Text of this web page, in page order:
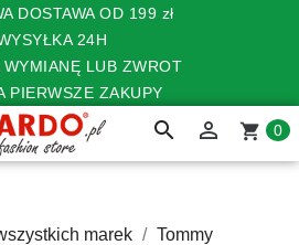
DOSTAWA OD 199 zł
24H
LUB ZWROT
PIERWSZE ZAKUPY
search  shopping_cart 0
marek
Tommy